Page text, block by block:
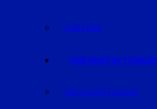
SONSTIGE
VERANSTALTUNGEN